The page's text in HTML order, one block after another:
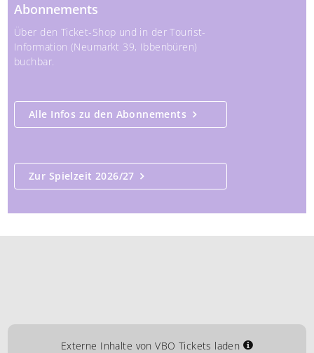
Abonnements
Über den Ticket-Shop und in der Tourist-
Information (Neumarkt 39, Ibbenbüren)
buchbar.
Alle Infos zu den Abonnements
Zur Spielzeit 2026/27
Externe Inhalte von VBO Tickets laden